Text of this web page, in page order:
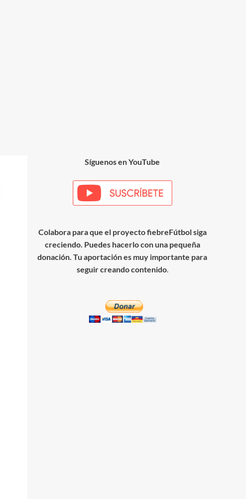
Síguenos en YouTube
Colabora para que el proyecto fiebreFútbol siga
creciendo. Puedes hacerlo con una pequeña
donación. Tu aportación es muy importante para
seguir creando contenido.